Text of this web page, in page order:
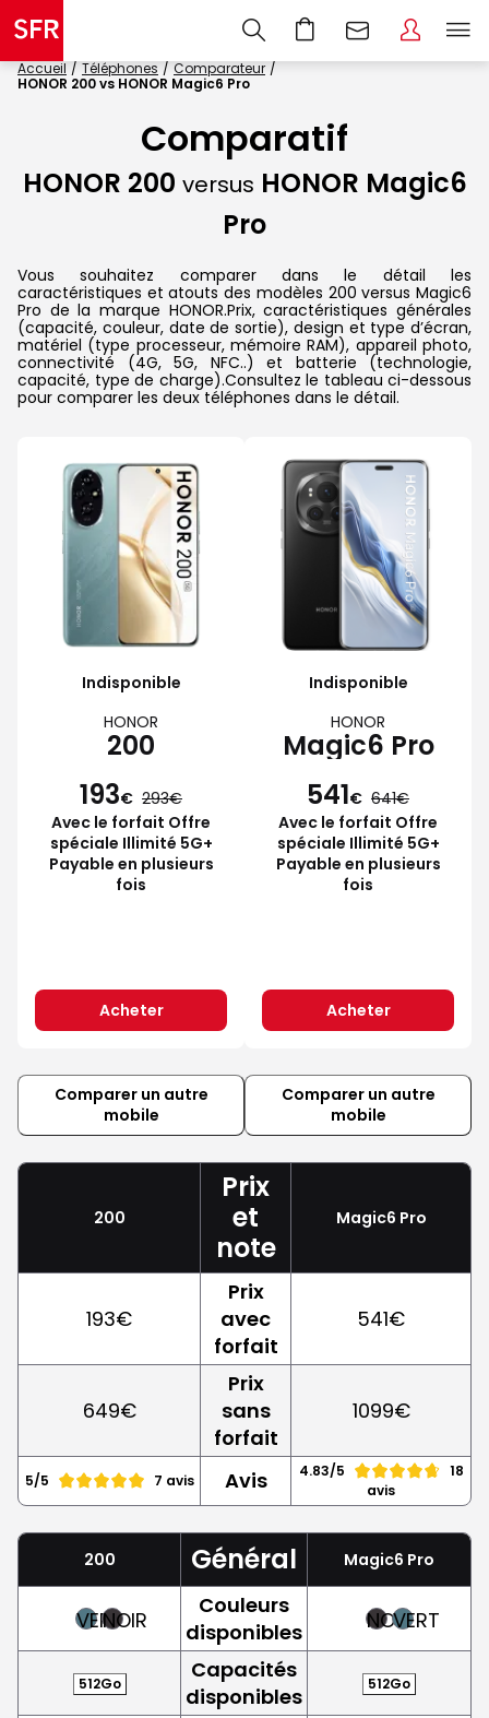
Accueil Téléphones
Comparateur
HONOR 200 vs HONOR Magic6 Pro
Comparatif
HONOR 200 versus HONOR Magic6
Pro
Vous souhaitez comparer dans le détail les
caractéristiques et atouts des modèles 200 versus Magic6
Pro de la marque HONOR.Prix, caractéristiques générales
(capacité, couleur, date de sortie), design et type d’écran,
matériel (type processeur, mémoire RAM), appareil photo,
connectivité (4G, 5G, NFC..) et batterie (technologie,
capacité, type de charge).Consultez le tableau ci-dessous
pour comparer les deux téléphones dans le détail.
Indisponible
HONOR
200
193€ 293
Avec le forfait Offre
spéciale Illimité 5G+
Payable en plusieurs
fois
Acheter
Indisponible
HONOR
Magic6 Pro
541€ 641
Avec le forfait Offre
spéciale Illimité 5G+
Payable en plusieurs
fois
Acheter
Comparer un autre
mobile
Comparer un autre
mobile
200
Prix
et
note
Magic6 Pro
193€
Prix
avec
forfait
541€
649€
Prix
sans
forfait
1099€
5/5 7 avis Avis 4.83/5
18
avis
200 Général Magic6 Pro
VERTNOIR
Couleurs
disponibles
NOIRVERT
512Go
Capacités
disponibles
512Go